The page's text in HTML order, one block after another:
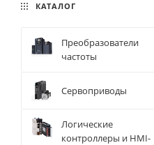
КАТАЛОГ
Преобразователи
частоты
Сервоприводы
Логические
контроллеры и HMI-